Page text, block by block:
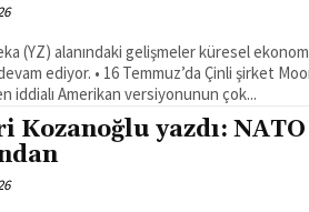
(YZ) alanındaki gelişmeler küresel
Çinli şirket Moonshot AI’ın Kimi K3
iddialı Amerikan versiyonunun çok...
Kozanoğlu yazdı: